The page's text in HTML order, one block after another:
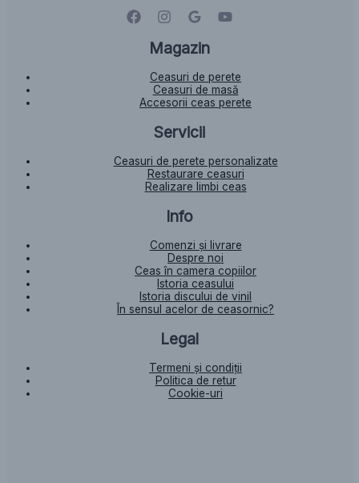
Magazin
Ceasuri de perete
Ceasuri de masă
Accesorii ceas perete
Servicii
Ceasuri de perete personalizate
Restaurare ceasuri
Realizare limbi ceas
Info
Comenzi și livrare
Despre noi
Ceas în camera copiilor
Istoria ceasului​
Istoria discului de vinil
În sensul acelor de ceasornic?
Legal
Termeni și condiții
Politica de retur
Cookie-uri